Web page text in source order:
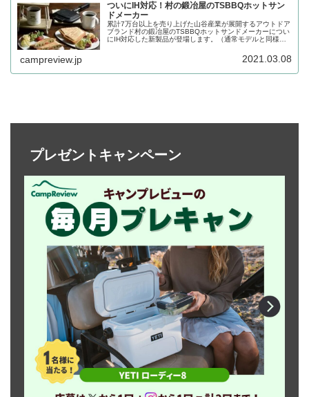
ついにIH対応！村の鍛冶屋のTSBBQホットサン
ドメーカー
累計7万台以上を売り上げた山谷産業が展開するアウトドア
ブランド村の鍛冶屋のTSBBQホットサンドメーカーについ
にIH対応した新製品が登場します。（通常モデルと同様ガ
campreview.jp 2021.03.08
プレゼントキャンペーン